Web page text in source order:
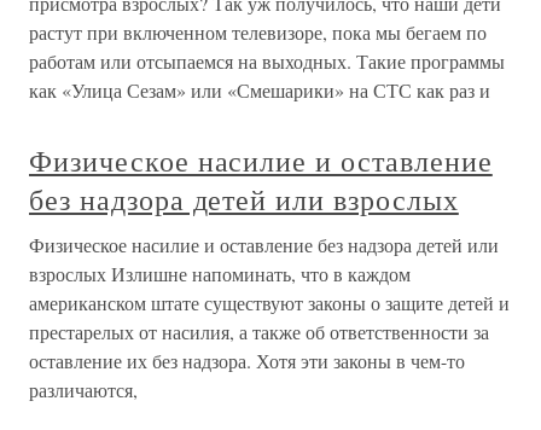
растут при включенном телевизоре, пока мы бегаем по
работам или отсыпаемся на выходных. Такие программы
как «Улица Сезам» или «Смешарики» на СТС как раз и
Физическое насилие и оставление
без надзора детей или взрослых
Физическое насилие и оставление без надзора детей или
взрослых Излишне напоминать, что в каждом
американском штате существуют законы о защите детей и
престарелых от насилия, а также об ответственности за
оставление их без надзора. Хотя эти законы в чем-то
различаются,